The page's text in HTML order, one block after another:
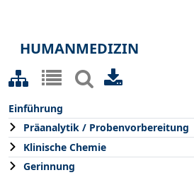
HUMANMEDIZIN
Einführung
Präanalytik / Probenvorbereitung
Klinische Chemie
Gerinnung